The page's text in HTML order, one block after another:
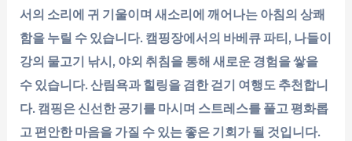
서의 소리에 귀 기울이며 새소리에 깨어나는 아침의 상쾌
함을 누릴 수 있습니다. 캠핑장에서의 바베큐 파티, 나들이
강의 물고기 낚시, 야외 취침을 통해 새로운 경험을 쌓을
수 있습니다. 산림욕과 힐링을 겸한 걷기 여행도 추천합니
다. 캠핑은 신선한 공기를 마시며 스트레스를 풀고 평화롭
고 편안한 마음을 가질 수 있는 좋은 기회가 될 것입니다.